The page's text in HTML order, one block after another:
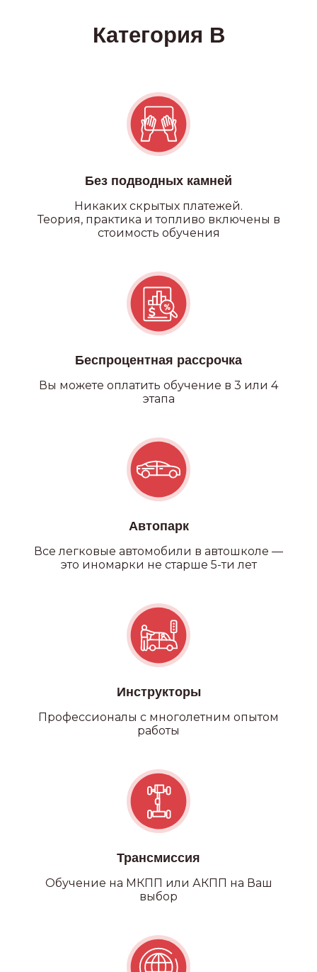
Без подводных камней
Никаких скрытых платежей.
Теория, практика и топливо включены в
стоимость обучения
Беспроцентная рассрочка
Вы можете оплатить обучение в 3 или 4
этапа
Автопарк
Все легковые автомобили в автошколе —
это иномарки не старше 5-ти лет
Инструкторы
Профессионалы с многолетним опытом
работы
Трансмиссия
Обучение на МКПП или АКПП на Ваш
выбор
Категория А
Категория С